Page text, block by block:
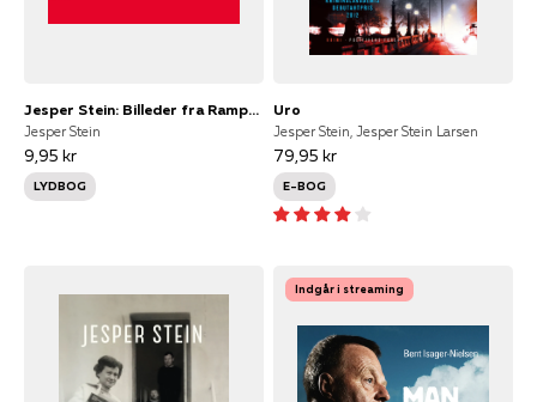
Jesper Stein: Billeder fra Rampen
Jesper Stein
9,95 kr
LYDBOG
Uro
Jesper Stein, Jesper Stein Larsen
79,95 kr
E-BOG
Indgår i streaming